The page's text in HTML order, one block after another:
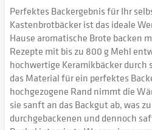
Perfektes Backergebnis für Ihr
Kastenbrotbäcker ist das ideale
Hause aromatische Brote backen
Rezepte mit bis zu 800 g Mehl
hochwertige Keramikbäcker durch
das Material für ein perfektes
hochgezogene Rand nimmt die
sie sanft an das Backgut ab, was
durchgebackenen und dennoch